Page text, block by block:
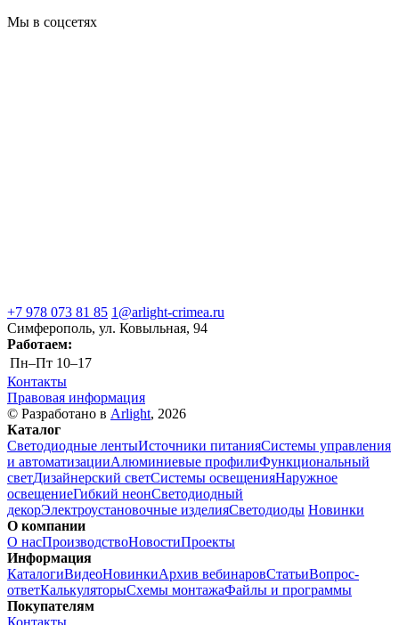
Мы в соцсетях
+7 978 073 81 85 1@arlight-crimea.ru
Симферополь, ул. Ковыльная, 94
Работаем:
Пн–Пт 10–17
Контакты
Правовая информация
© Разработано в Arlight, 2026
Каталог
Светодиодные лентыИсточники питанияСистемы управления
и автоматизацииАлюминиевые профилиФункциональный
светДизайнерский светСистемы освещенияНаружное
освещениеГибкий неонСветодиодный
декорЭлектроустановочные изделияСветодиоды Новинки
О компании
О насПроизводствоНовостиПроекты
Информация
КаталогиВидеоНовинкиАрхив вебинаровСтатьиВопрос-
ответКалькуляторыСхемы монтажаФайлы и программы
Покупателям
Контакты